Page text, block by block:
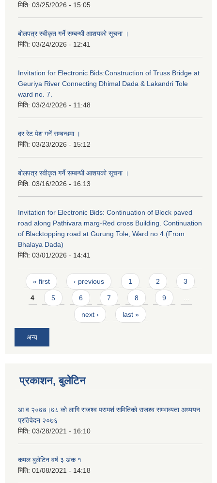
मिति: 03/25/2026 - 15:05
बोलपत्र स्वीकृत गर्ने सम्बन्धी आशयको सूचना ।
मिति: 03/24/2026 - 12:41
Invitation for Electronic Bids:Construction of Truss Bridge at
Geuriya River Connecting Dhimal Dada & Lakandri Tole
ward no. 7.
मिति: 03/24/2026 - 11:48
दर रेट पेश गर्ने सम्बन्धमा ।
मिति: 03/23/2026 - 15:12
बोलपत्र स्वीकृत गर्ने सम्बन्धी आशयको सूचना ।
मिति: 03/16/2026 - 16:13
Invitation for Electronic Bids: Continuation of Block paved
road along Pathivara marg-Red cross Building. Continuation
of Blacktopping road at Gurung Tole, Ward no 4.(From
Bhalaya Dada)
मिति: 03/01/2026 - 14:41
Pages
« first ‹ previous 1 2 3
4 5 6 7 8 9 …
next › last »
अन्य
प्रकाशन, बुलेटिन
आ व २०७७।७८ को लागि राजश्व परामर्श समितिको राजश्व सम्भाव्यता अध्ययन
प्रतिवेदन २०७६
मिति: 03/28/2021 - 16:10
कमल बुलेटिन वर्ष ३ अंक १
मिति: 01/08/2021 - 14:18